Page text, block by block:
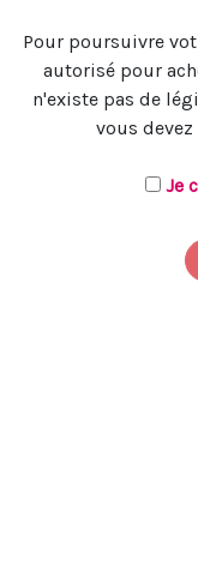
This site is protected by
Pour poursuivre
autorisé pour
n'existe pas de
vous devez
Je